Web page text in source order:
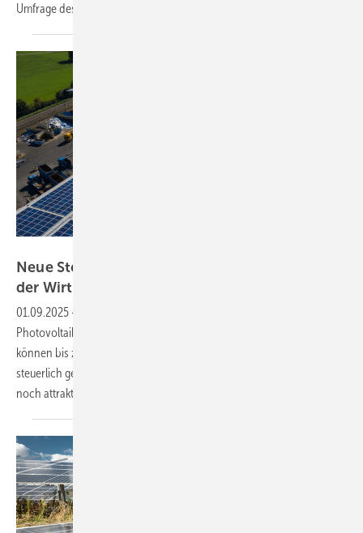
Umfrage des BSW-Solar unter
Neue Steuerregelung fördert Solarausbau in
der Wirtschaft
01.09.2025 -
Photovoltaikanlagen und Batteriespeicher eingeführt. Unternehmen
können bis zu 30 Prozent der Investitionskosten im ersten Jahr
steuerlich geltend machen. Das macht Solarstrom für viele Betriebe
noch attraktiver und senkt die